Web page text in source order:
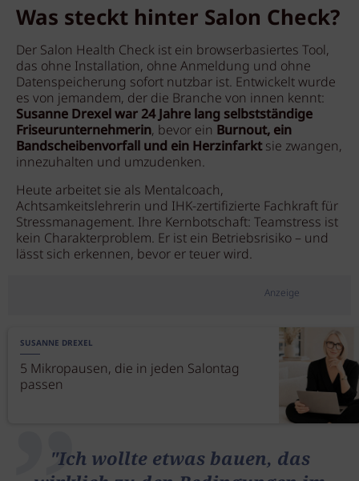
Was steckt hinter Salon Check?
Der Salon Health Check ist ein browserbasiertes Tool,
das ohne Installation, ohne Anmeldung und ohne
Datenspeicherung sofort nutzbar ist. Entwickelt wurde
es von jemandem, der die Branche von innen kennt:
Susanne Drexel war 24 Jahre lang selbstständige
Friseurunternehmerin, bevor ein Burnout, ein
Bandscheibenvorfall und ein Herzinfarktsie zwangen,
innezuhalten und umzudenken.
Heute arbeitet sie als Mentalcoach,
Achtsamkeitslehrerin und IHK-zertifizierte Fachkraft für
Stressmanagement. Ihre Kernbotschaft: Teamstress ist
kein Charakterproblem. Er ist ein Betriebsrisiko – und
lässt sich erkennen, bevor er teuer wird.
Anzeige
SUSANNE DREXEL
5 Mikropausen, die in jeden Salontag
passen
"Ich wollte etwas bauen, das